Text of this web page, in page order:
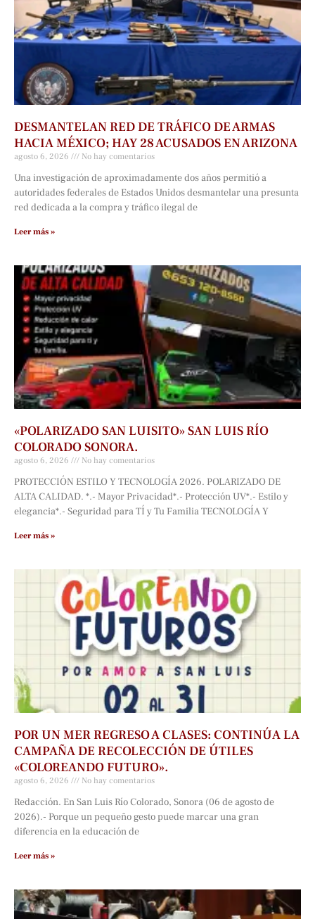
DESMANTELAN RED DE TRÁFICO DE ARMAS
HACIA MÉXICO; HAY 28 ACUSADOS EN ARIZONA
agosto 6, 2026 No hay comentarios
Una investigación de aproximadamente dos años permitió a
autoridades federales de Estados Unidos desmantelar una presunta
red dedicada a la compra y tráfico ilegal de
Leer más »
«POLARIZADO SAN LUISITO» SAN LUIS RÍO
COLORADO SONORA.
agosto 6, 2026 No hay comentarios
PROTECCIÓN ESTILO Y TECNOLOGÍA 2026. POLARIZADO DE
ALTA CALIDAD. *.- Mayor Privacidad*.- Protección UV*.- Estilo y
elegancia*.- Seguridad para TÍ y Tu Familia TECNOLOGÍA Y
Leer más »
POR UN MER REGRESO A CLASES: CONTINÚA LA
CAMPAÑA DE RECOLECCIÓN DE ÚTILES
«COLOREANDO FUTURO».
agosto 6, 2026 No hay comentarios
Redacción. En San Luis Río Colorado, Sonora (06 de agosto de
2026).- Porque un pequeño gesto puede marcar una gran
diferencia en la educación de
Leer más »